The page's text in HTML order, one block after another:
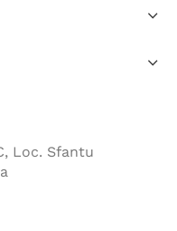
Loc. Sfantu